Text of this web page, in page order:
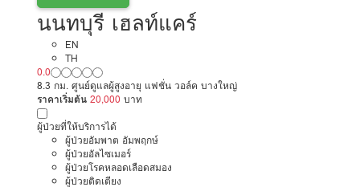
นนทบุรี เฮลท์แคร์
EN
TH
0.0
8.3 กม. ศูนย์ดูแลผู้สูงอายุ แฟชั่น วอล์ค บางใหญ่
ราคาเริ่มต้น 20,000 บาท
ผู้ป่วยที่ให้บริการได้
ผู้ป่วยอัมพาต อัมพฤกษ์
ผู้ป่วยอัลไซเมอร์
ผู้ป่วยโรคหลอดเลือดสมอง
ผู้ป่วยติดเตียง